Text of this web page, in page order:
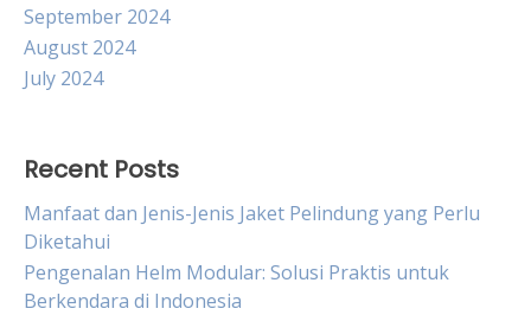
September 2024
August 2024
July 2024
Recent Posts
Manfaat dan Jenis-Jenis Jaket Pelindung yang Perlu
Diketahui
Pengenalan Helm Modular: Solusi Praktis untuk
Berkendara di Indonesia